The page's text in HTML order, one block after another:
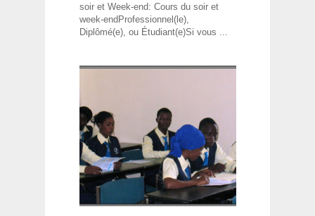
soir et Week-end: Cours du soir et
week-endProfessionnel(le),
Diplômé(e), ou Étudiant(e)Si vous ...